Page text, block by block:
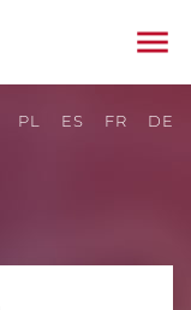
PL ES FR DE